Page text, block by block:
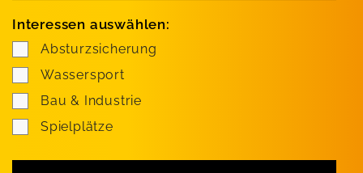
Interessen auswählen:
Absturzsicherung
Wassersport
Bau & Industrie
Spielplätze